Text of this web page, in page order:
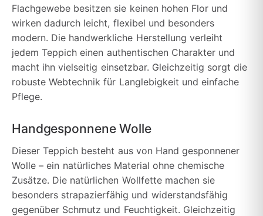
Flachgewebe besitzen sie keinen hohen Flor und
wirken dadurch leicht, flexibel und besonders
modern. Die handwerkliche Herstellung verleiht
jedem Teppich einen authentischen Charakter und
macht ihn vielseitig einsetzbar. Gleichzeitig sorgt die
robuste Webtechnik für Langlebigkeit und einfache
Pflege.
Handgesponnene Wolle
Dieser Teppich besteht aus von Hand gesponnener
Wolle – ein natürliches Material ohne chemische
Zusätze. Die natürlichen Wollfette machen sie
besonders strapazierfähig und widerstandsfähig
gegenüber Schmutz und Feuchtigkeit. Gleichzeitig